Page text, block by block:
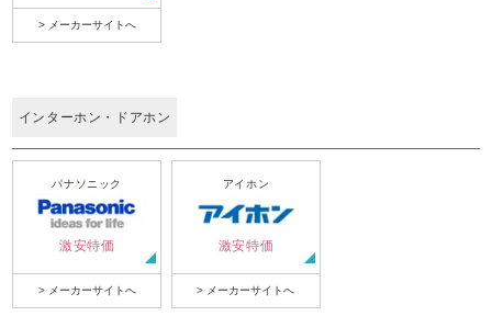
> メーカーサイトへ
インターホン・ドアホン
パナソニック
激安特価
> メーカーサイトへ
アイホン
激安特価
> メーカーサイトへ